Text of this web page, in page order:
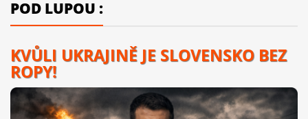
POD LUPOU :
KVŮLI UKRAJINĚ JE SLOVENSKO BEZ
ROPY!